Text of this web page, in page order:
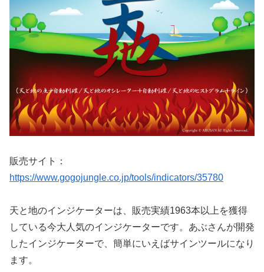
販売サイト：
https://www.gogojungle.co.jp/tools/indicators/35780
天と地のインジケーターは、販売実績1963本以上を獲得
している今大人気のインジケーターです。あぶさんが開発
したインジケーターで、簡単にいえばサインツールになり
ます。